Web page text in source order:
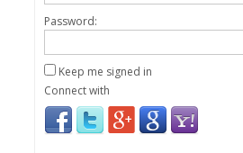
Password:
Keep me signed in
Connect with